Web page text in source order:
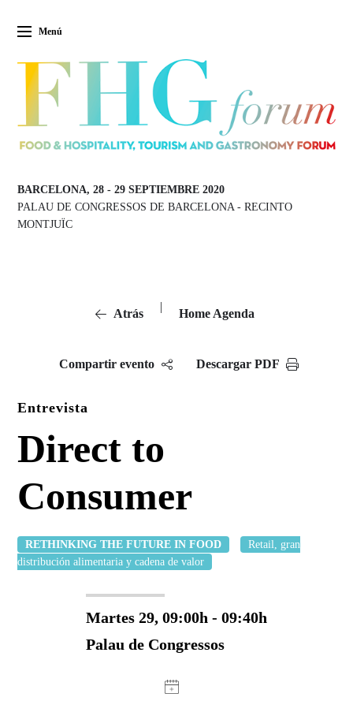
Menú
BARCELONA, 28 -29 SEPTIEMBRE 2020
PALAU DE CONGRESSOS DE BARCELONA -RECINTO
MONTJUÏC
Atrás
|
Home Agenda
Compartir evento Descargar PDF
Entrevista
Direct to
Consumer
RETHINKING THE FUTURE IN FOOD
Retail, gran
distribución alimentaria y cadena de valor
Martes 29, 09:00h - 09:40h
Palau de Congressos